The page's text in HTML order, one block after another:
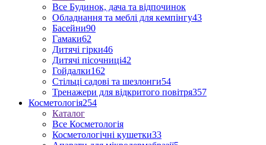
Все Будинок, дача та відпочинок
Обладнання та меблі для кемпінгу43
Басейни90
Гамаки62
Дитячі гірки46
Дитячі пісочниці42
Гойдалки162
Стільці садові та шезлонги54
Тренажери для відкритого повітря357
Косметологія254
Каталог
Все Косметологія
Косметологічні кушетки33